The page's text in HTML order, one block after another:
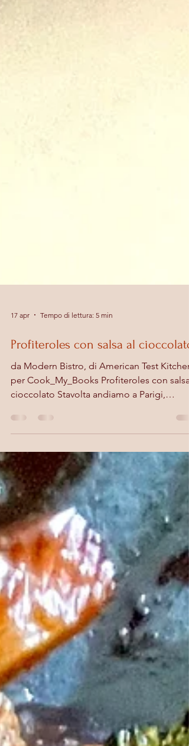
17 apr Tempo di lettura: 5 min
Profiteroles con salsa al cioccolato
da Modern Bistro, di American Test Kitchen,
per Cook_My_Books Profiteroles con salsa
cioccolato Stavolta andiamo a Parigi,
ricreando nella nostra cucina quel magico
non so che che si respira nei piccoli bistrot
francesi. Il libro della settimana di
Cook_My_Books
https://www.instagram.com/
/ , Modern Bistro, accompagna chiunque
nella preparazione di qualsiasi delle 180
ricette proposte, con la consueta dovizia di
particolari nella spiegazione delle tecniche
di